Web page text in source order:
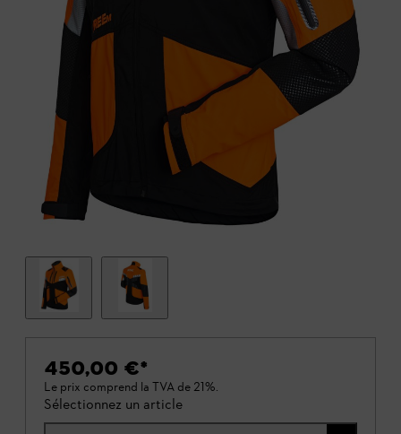
450,00 €*
Le prix comprend la TVA de 21%.
Sélectionnez un article